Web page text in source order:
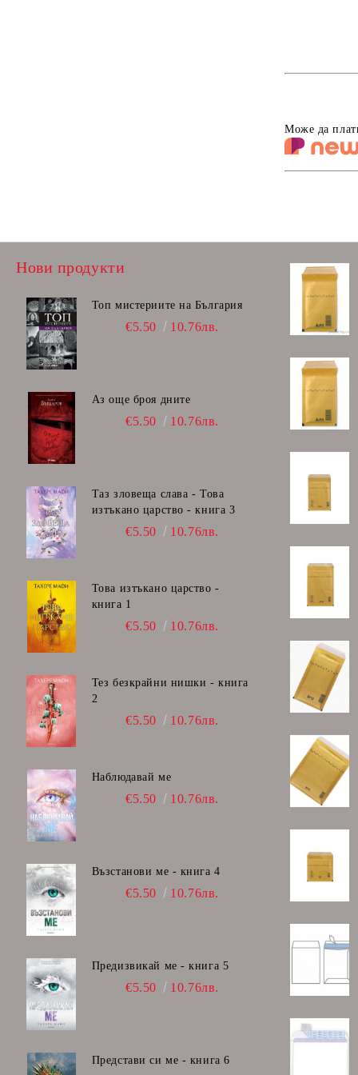
Може да
Нови продукти
Топ мистериите на България
€5.50 10.76лв.
Аз още броя дните
€5.50 10.76лв.
Таз зловеща слава - Това
изтъкано царство - книга 3
€5.50 10.76лв.
Това изтъкано царство -
книга 1
€5.50 10.76лв.
Тез безкрайни нишки - книга
2
€5.50 10.76лв.
Наблюдавай ме
€5.50 10.76лв.
Възстанови ме - книга 4
€5.50 10.76лв.
Предизвикай ме - книга 5
€5.50 10.76лв.
Представи си ме - книга 6